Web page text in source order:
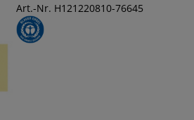
Art.-Nr. H121220810-76645